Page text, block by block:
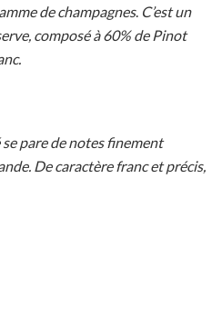
de champagnes. C’est un
composé à 60% de Pinot
pare de notes finement
De caractère franc et précis,